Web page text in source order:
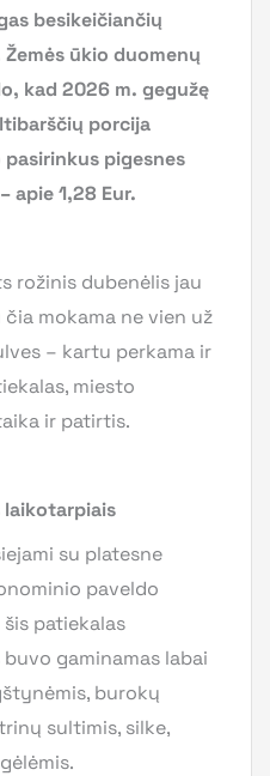
besikeičiančių
ūkio duomenų
kad 2026 m. gegužę
porcija
pasirinkus pigesnes
apie 1,28 Eur.
rožinis dubenėlis jau
čia mokama ne vien už
– kartu perkama ir
miesto
ir patirtis.
su platesne
paveldo
patiekalas
gaminamas labai
burokų
sultimis, silke,